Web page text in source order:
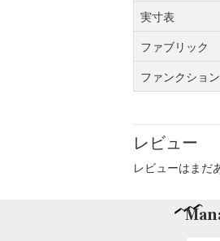
実寸表
ファブリック
ファンクション
レビュー
レビューはまだ